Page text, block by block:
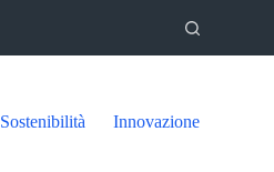
Sostenibilità Innovazione